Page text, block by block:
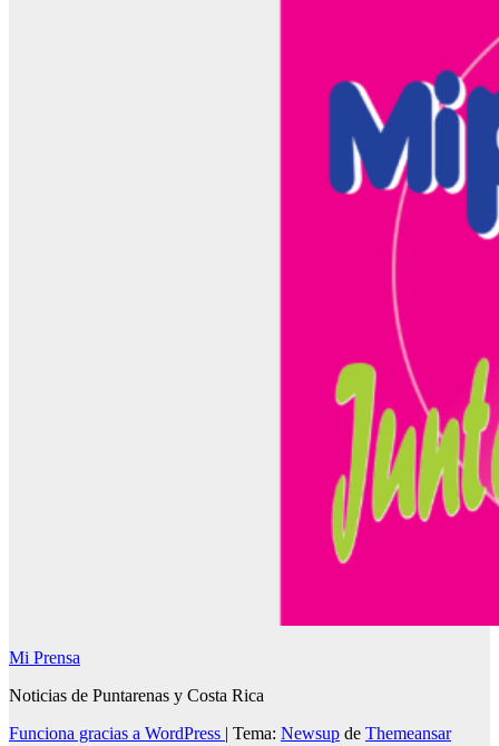
Mi Prensa
Noticias de Puntarenas y Costa Rica
Funciona gracias a WordPress | Tema: Newsup de Themeansar